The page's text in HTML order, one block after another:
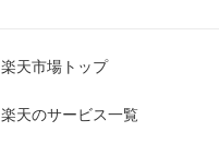
楽天市場トップ
楽天のサービス一覧